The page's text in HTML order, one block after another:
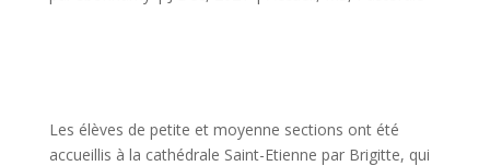
Les élèves de petite et moyenne sections ont été
accueillis à la cathédrale Saint-Etienne par Brigitte, qui